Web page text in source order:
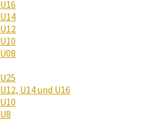
U16
U14
U12
U10
U08
U25
U12, U14 und U16
U10
U8